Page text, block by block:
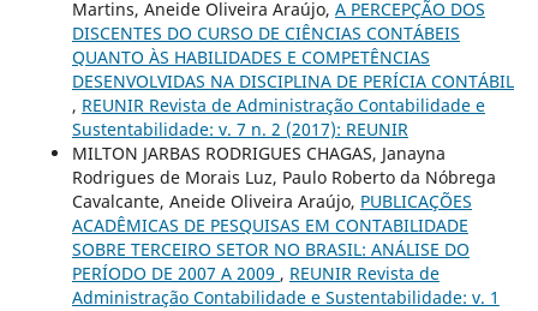
Martins, Aneide Oliveira Araújo, A PERCEPÇÃO DOS
DISCENTES DO CURSO DE CIÊNCIAS CONTÁBEIS
QUANTO ÀS HABILIDADES E COMPETÊNCIAS
DESENVOLVIDAS NA DISCIPLINA DE PERÍCIA CONTÁBIL
, REUNIR Revista de Administração Contabilidade e
Sustentabilidade: v. 7 n. 2 (2017): REUNIR
MILTON JARBAS RODRIGUES CHAGAS, Janayna
Rodrigues de Morais Luz, Paulo Roberto da Nóbrega
Cavalcante, Aneide Oliveira Araújo, PUBLICAÇÕES
ACADÊMICAS DE PESQUISAS EM CONTABILIDADE
SOBRE TERCEIRO SETOR NO BRASIL: ANÁLISE DO
PERÍODO DE 2007 A 2009 , REUNIR Revista de
Administração Contabilidade e Sustentabilidade: v. 1